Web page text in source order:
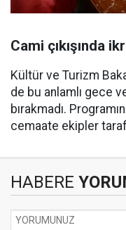
Cami çıkışında
Kültür ve Turizm
de bu anlamlı gece
bırakmadı.
cemaate ekipler
HABERE